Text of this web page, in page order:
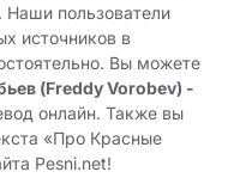
пользователи
источников в
Вы можете
(Freddy Vorobev) -
онлайн. Также вы
«Про Красные
Pesni.net!